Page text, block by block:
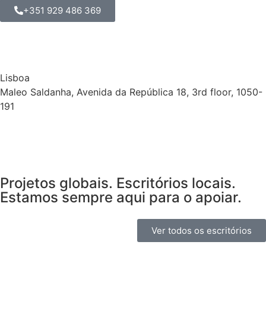
+351 929 486 369
Lisboa
Maleo Saldanha, Avenida da República 18, 3rd floor, 1050-
191
Projetos globais. Escritórios locais.
Estamos sempre aqui para o apoiar.
Ver todos os escritórios